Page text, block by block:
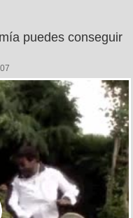
puedes conseguir